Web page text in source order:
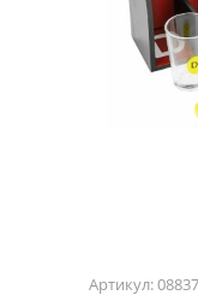
Артикул: